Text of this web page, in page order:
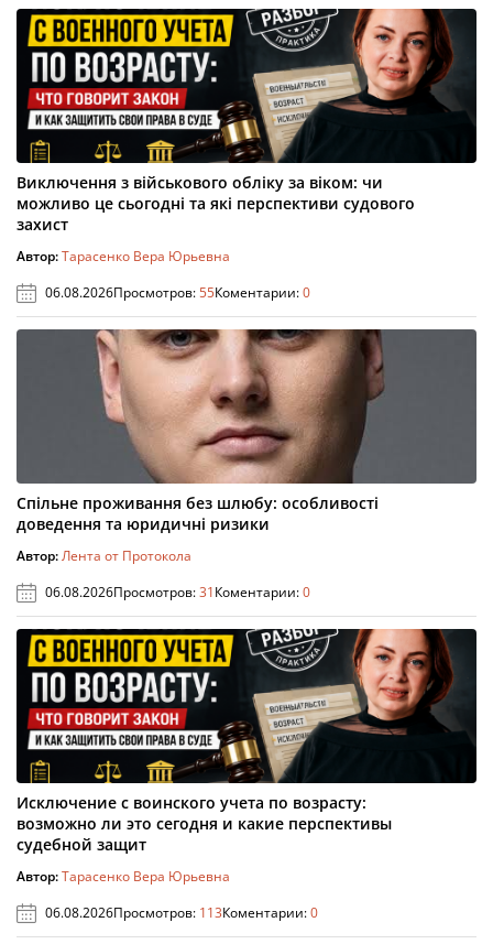
Виключення з військового обліку за віком: чи
можливо це сьогодні та які перспективи судового
захист
Автор:Тарасенко Вера Юрьевна
06.08.2026Просмотров:55Коментарии:0
Спільне проживання без шлюбу: особливості
доведення та юридичні ризики
Автор:Лента от Протокола
06.08.2026Просмотров:31Коментарии:0
Исключение с воинского учета по возрасту:
возможно ли это сегодня и какие перспективы
судебной защит
Автор:Тарасенко Вера Юрьевна
06.08.2026Просмотров: 113Коментарии:0